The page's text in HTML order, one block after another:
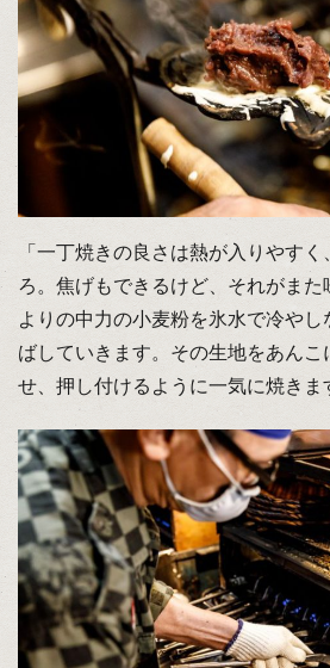
「一丁焼きの良さは熱が入りやす
ろ。焦げもできるけど、それがまた
よりの中力の小麦粉を氷水で冷や
ばしていきます。その生地をあん
せ、押し付けるように一気に焼きま